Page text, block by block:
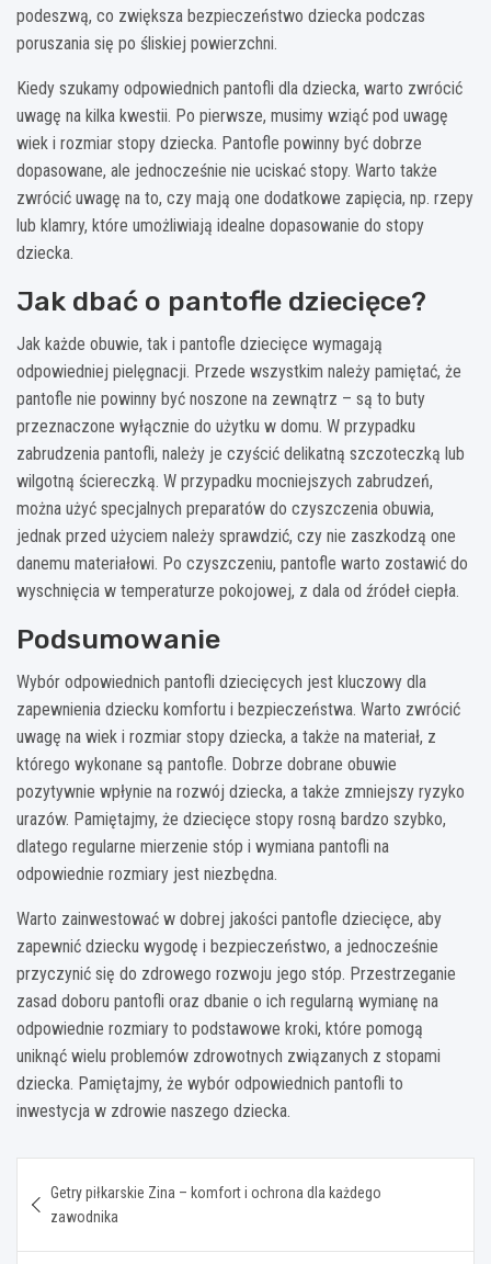
podeszwą, co zwiększa bezpieczeństwo dziecka podczas
poruszania się po śliskiej powierzchni.
Kiedy szukamy odpowiednich pantofli dla dziecka, warto zwrócić
uwagę na kilka kwestii. Po pierwsze, musimy wziąć pod uwagę
wiek i rozmiar stopy dziecka. Pantofle powinny być dobrze
dopasowane, ale jednocześnie nie uciskać stopy. Warto także
zwrócić uwagę na to, czy mają one dodatkowe zapięcia, np. rzepy
lub klamry, które umożliwiają idealne dopasowanie do stopy
dziecka.
Jak dbać o pantofle dziecięce?
Jak każde obuwie, tak i pantofle dziecięce wymagają
odpowiedniej pielęgnacji. Przede wszystkim należy pamiętać, że
pantofle nie powinny być noszone na zewnątrz – są to buty
przeznaczone wyłącznie do użytku w domu. W przypadku
zabrudzenia pantofli, należy je czyścić delikatną szczoteczką lub
wilgotną ściereczką. W przypadku mocniejszych zabrudzeń,
można użyć specjalnych preparatów do czyszczenia obuwia,
jednak przed użyciem należy sprawdzić, czy nie zaszkodzą one
danemu materiałowi. Po czyszczeniu, pantofle warto zostawić do
wyschnięcia w temperaturze pokojowej, z dala od źródeł ciepła.
Podsumowanie
Wybór odpowiednich pantofli dziecięcych jest kluczowy dla
zapewnienia dziecku komfortu i bezpieczeństwa. Warto zwrócić
uwagę na wiek i rozmiar stopy dziecka, a także na materiał, z
którego wykonane są pantofle. Dobrze dobrane obuwie
pozytywnie wpłynie na rozwój dziecka, a także zmniejszy ryzyko
urazów. Pamiętajmy, że dziecięce stopy rosną bardzo szybko,
dlatego regularne mierzenie stóp i wymiana pantofli na
odpowiednie rozmiary jest niezbędna.
Warto zainwestować w dobrej jakości pantofle dziecięce, aby
zapewnić dziecku wygodę i bezpieczeństwo, a jednocześnie
przyczynić się do zdrowego rozwoju jego stóp. Przestrzeganie
zasad doboru pantofli oraz dbanie o ich regularną wymianę na
odpowiednie rozmiary to podstawowe kroki, które pomogą
uniknąć wielu problemów zdrowotnych związanych z stopami
dziecka. Pamiętajmy, że wybór odpowiednich pantofli to
inwestycja w zdrowie naszego dziecka.
wpisu
Getry piłkarskie Zina – komfort i ochrona dla każdego
zawodnika